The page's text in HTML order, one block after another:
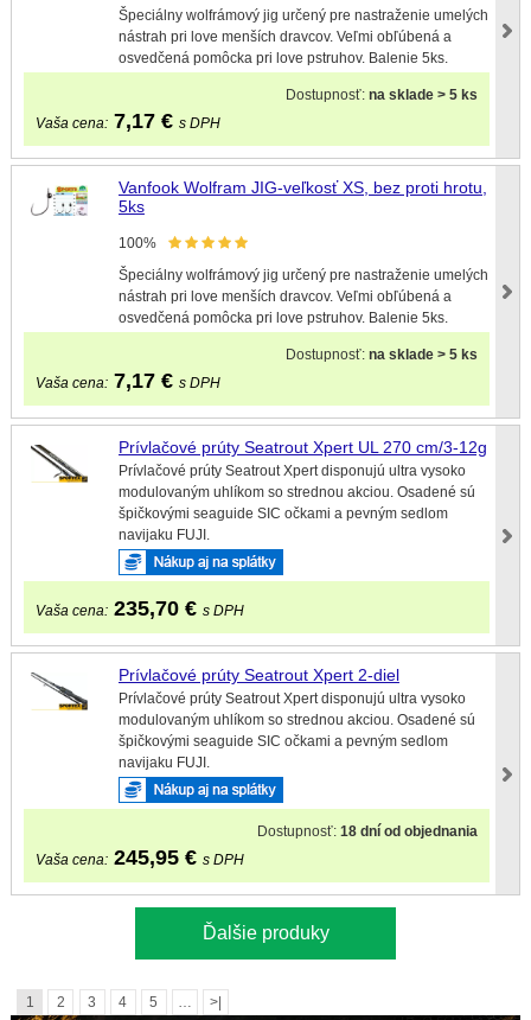
Špeciálny wolfrámový jig určený pre nastraženie umelých
nástrah pri love menších dravcov. Veľmi obľúbená a
osvedčená pomôcka pri love pstruhov. Balenie 5ks.
Dostupnosť:na sklade > 5 ks
Vaša cena: 7,17 € s DPH
Vanfook Wolfram JIG-veľkosť XS, bez proti hrotu,
5ks
100%
Špeciálny wolfrámový jig určený pre nastraženie umelých
nástrah pri love menších dravcov. Veľmi obľúbená a
osvedčená pomôcka pri love pstruhov. Balenie 5ks.
Dostupnosť:na sklade > 5 ks
Vaša cena: 7,17 € s DPH
Prívlačové prúty Seatrout Xpert UL 270 cm/3-12g
Prívlačové prúty Seatrout Xpert disponujú ultra vysoko
modulovaným uhlíkom so strednou akciou. Osadené sú
špičkovými seaguide SIC očkami a pevným sedlom
navijaku FUJI.
Vaša cena: 235,70 € s DPH
Prívlačové prúty Seatrout Xpert 2-diel
Prívlačové prúty Seatrout Xpert disponujú ultra vysoko
modulovaným uhlíkom so strednou akciou. Osadené sú
špičkovými seaguide SIC očkami a pevným sedlom
navijaku FUJI.
Dostupnosť:18 dní od objednania
Vaša cena: 245,95 € s DPH
Ďalšie produky
1 2 3 4 5 … >|